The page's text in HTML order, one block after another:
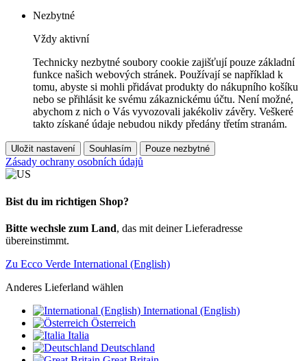
Nezbytné
Vždy aktivní
Technicky nezbytné soubory cookie zajišťují pouze základní
funkce našich webových stránek. Používají se například k
tomu, abyste si mohli přidávat produkty do nákupního košíku
nebo se přihlásit ke svému zákaznickému účtu. Není možné,
abychom z nich o Vás vyvozovali jakékoliv závěry. Veškeré
takto získané údaje nebudou nikdy předány třetím stranám.
Uložit nastavení Souhlasím Pouze nezbytné
Zásady ochrany osobních údajů
Bist du im richtigen Shop?
Bitte wechsle zum Land, das mit deiner Lieferadresse
übereinstimmt.
Zu Ecco Verde International (English)
Anderes Lieferland wählen
International (English)
Österreich
Italia
Deutschland